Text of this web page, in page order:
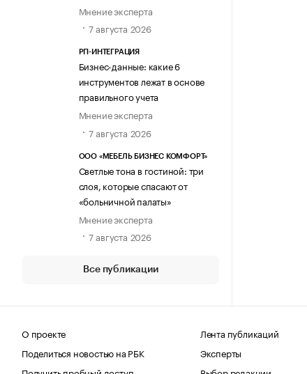
Мнение эксперта
7 августа 2026
РП-ИНТЕГРАЦИЯ
Бизнес-данные: какие 6
инструментов лежат в основе
правильного учета
Мнение эксперта
7 августа 2026
ООО «МЕБЕЛЬ БИЗНЕС КОМФОРТ»
Светлые тона в гостиной: три
слоя, которые спасают от
«больничной палаты»
Мнение эксперта
7 августа 2026
Все публикации
О проекте
Поделиться новостью на РБК
Лента публикаций
Эксперты